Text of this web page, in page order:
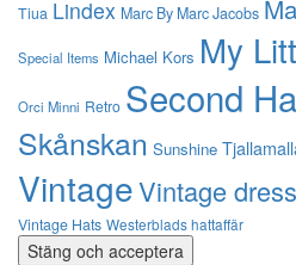
Tiua Lindex Marc By Marc Jacobs
Special Items Michael Kors My
Orci Minni Retro Second
Skånskan Sunshine
VintageVintage dress
Vintage Hats Westerblads hattaffär